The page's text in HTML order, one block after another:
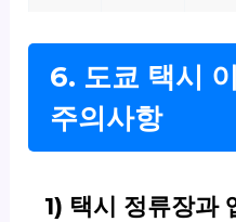
6. 도쿄 택시
주의사항
1) 택시 정류장과